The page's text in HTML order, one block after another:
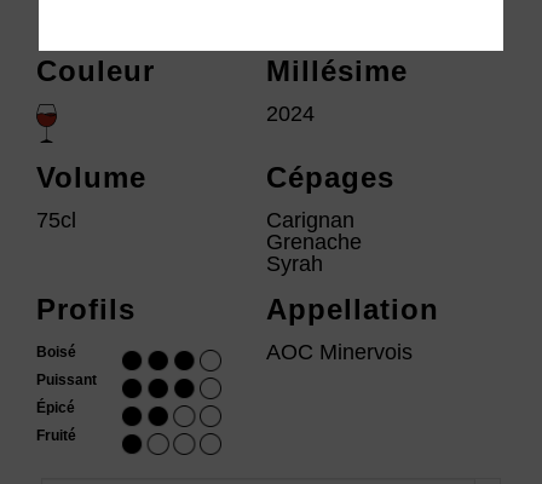
Couleur Millésime
2024
Volume
75cl
Cépages
Carignan
Grenache
Syrah
Profils
Boisé
Puissant
Épicé
Fruité
Appellation
AOC Minervois